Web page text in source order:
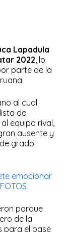
Lapadula
2022 , lo
parte de la
al cual
de
equipo rival,
ausente y
grado
emocionar
porque
de la
para el pase